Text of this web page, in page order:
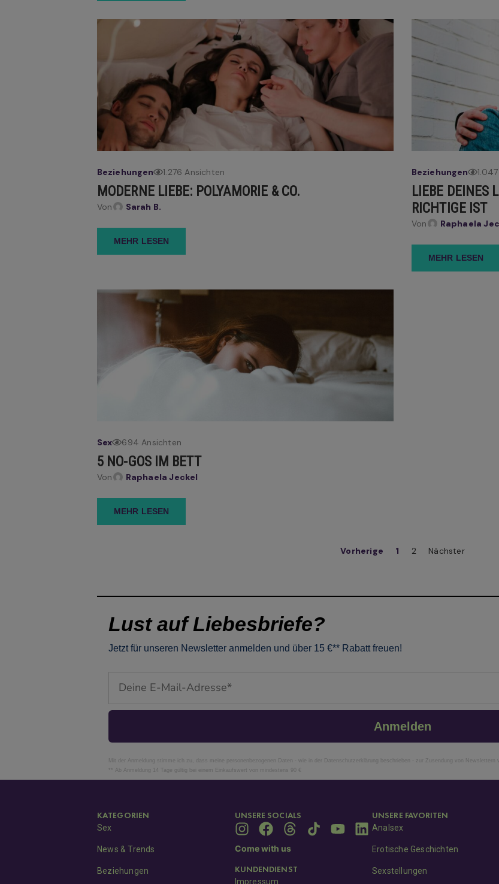
Beziehungen 1.276 Ansichten
MODERNE LIEBE: POLYAMORIE & CO.
Von Sarah B.
MEHR LESEN
Beziehungen
LIEBE DEINES
RICHTIGE IST
Von Raphaela
MEHR LESEN
Sex 694 Ansichten
5 NO-GOS IM BETT
Von Raphaela Jeckel
MEHR LESEN
Vorherige 1 2 Nächster
Lust auf Liebesbriefe?
Jetzt für unseren Newsletter anmelden und über 15 €** Rabatt freuen!
Anmelden
Mit der Anmeldung stimme ich zu, dass meine personenbezogenen Daten - wie in der Datenschutzerklärung beschrieben - zur Zusendung von Newslettern
** Ab Anmeldung 14 Tage gültig bei einem Einkaufswert von mindestens 90 €
KATEGORIEN
Sex
News & Trends
Beziehungen
UNSERE SOCIALS
Come with us
KUNDENDIENST
Impressum
UNSERE FAVORITEN
Analsex
Erotische Geschichten
Sexstellungen